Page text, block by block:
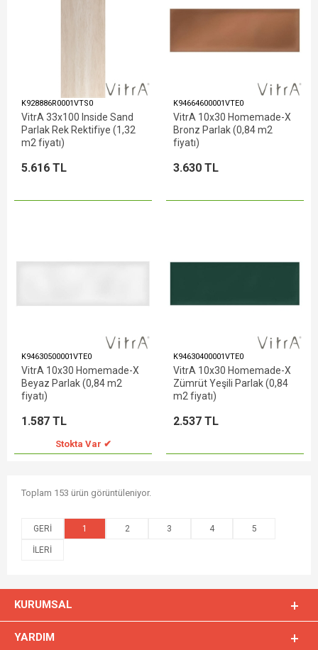
K928886R0001VTS0
VitrA 33x100 Inside Sand
Parlak Rek Rektifiye (1,32
m2 fiyatı)
5.616 TL
K94664600001VTE0
VitrA 10x30 Homemade-X
Bronz Parlak (0,84 m2
fiyatı)
3.630 TL
K94630500001VTE0
VitrA 10x30 Homemade-X
Beyaz Parlak (0,84 m2
fiyatı)
1.587 TL
Stokta Var ✔
K94630400001VTE0
VitrA 10x30 Homemade-X
Zümrüt Yeşili Parlak (0,84
m2 fiyatı)
2.537 TL
Toplam 153 ürün görüntüleniyor.
1 2 3 4 5
KURUMSAL
YARDIM